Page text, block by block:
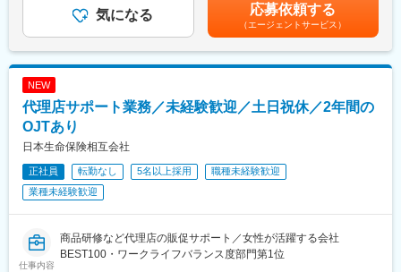
気になる 応募依頼する
（エージェントサービス）
NEW
代理店サポート業務／未経験歓迎／土日祝休／2年間の
OJTあり
日本生命保険相互会社
正社員 転勤なし 5名以上採用
職種未経験歓迎
業種未経験歓迎
仕事内容
商品研修など代理店の販促サポート／女性が活躍する会社
BEST100・ワークライフバランス度部門第1位